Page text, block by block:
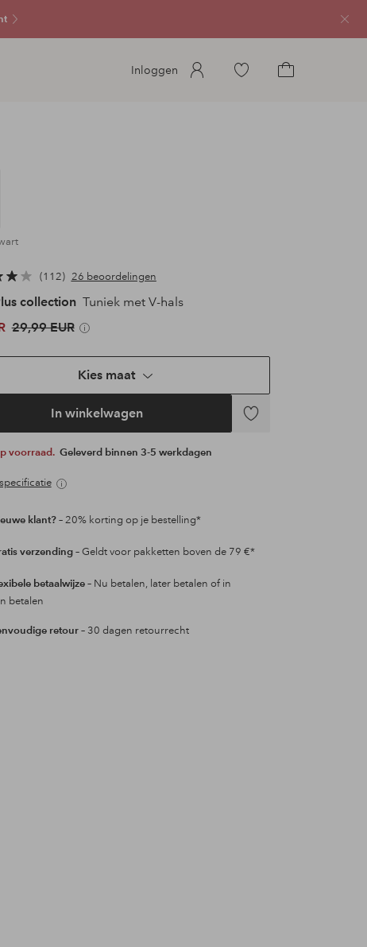
Inloggen
Ga
112 26 beoordelingen
collection Tuniek met V-hals
29,99 EUR
Kies maat
In winkelwagen
Toevoegen
voorraad. Geleverd binnen 3-5 werkdagen
klant?– 20% korting op je bestelling*
verzending– Geldt voor pakketten boven de 79 €*
betaalwijze– Nu betalen, later betalen of in
betalen
retour– 30 dagen retourrecht